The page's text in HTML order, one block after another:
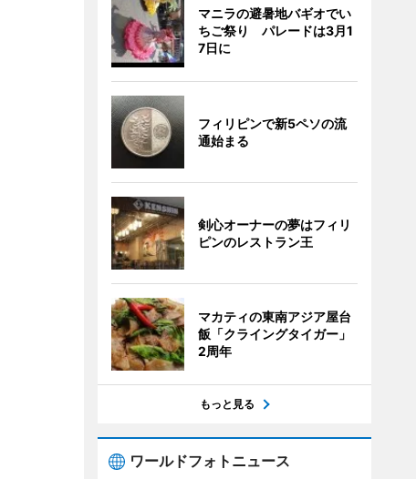
マニラの避暑地バギオでい
ちご祭り パレードは3月1
7日に
フィリピンで新5ペソの流
通始まる
剣心オーナーの夢はフィリ
ピンのレストラン王
マカティの東南アジア屋台
飯「クライングタイガー」
2周年
もっと見る
ワールドフォトニュース